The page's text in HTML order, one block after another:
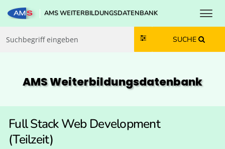
Zum Inhalt springen
Zum Navmenü springen
Zur Suche springen
Zur Footer springen
AMS WEITERBILDUNGSDATENBANK
SUCHE
AMS Weiterbildungs­datenbank
Full Stack Web Development
(Teilzeit)